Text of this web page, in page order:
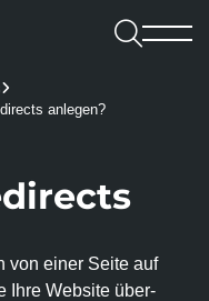


anlegen?
von einer Seite auf
Ihre Website über­